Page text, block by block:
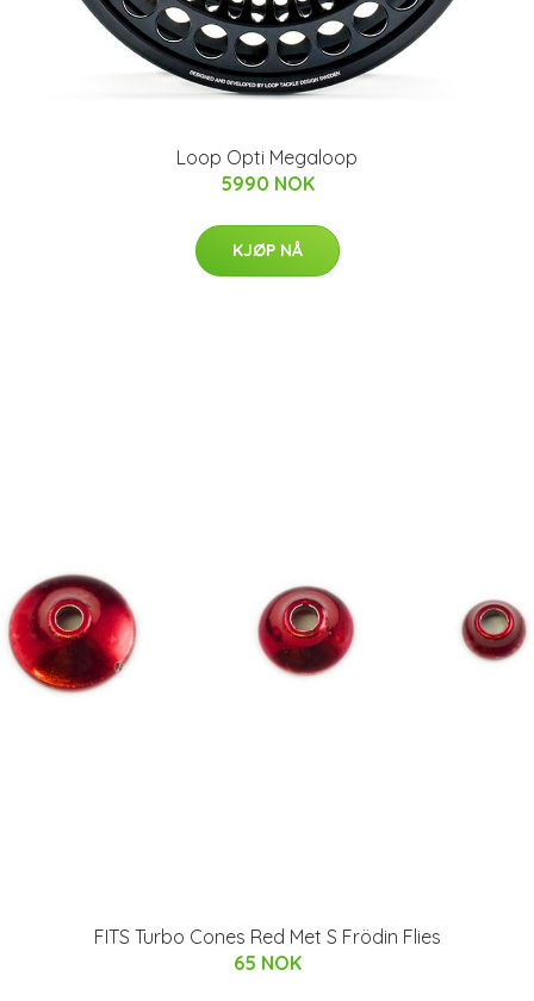
Loop Opti Megaloop
5990 NOK
KJØP NÅ
FITS Turbo Cones Red Met S Frödin Flies
65 NOK